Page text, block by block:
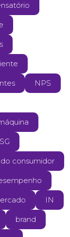
NPS
consumidor
IN
brand